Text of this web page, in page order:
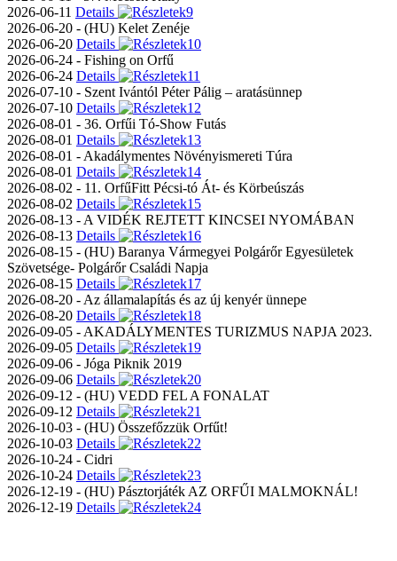
2026-06-11 Details
2026-06-20 - (HU) Kelet Zenéje
2026-06-20 Details
2026-06-24 - Fishing on Orfű
2026-06-24 Details
2026-07-10 - Szent Ivántól Péter Pálig – aratásünnep
2026-07-10 Details
2026-08-01 - 36. Orfűi Tó-Show Futás
2026-08-01 Details
2026-08-01 - Akadálymentes Növényismereti Túra
2026-08-01 Details
2026-08-02 - 11. OrfűFitt Pécsi-tó Át- és Körbeúszás
2026-08-02 Details
2026-08-13 - A VIDÉK REJTETT KINCSEI NYOMÁBAN
2026-08-13 Details
2026-08-15 - (HU) Baranya Vármegyei Polgárőr Egyesületek
Szövetsége- Polgárőr Családi Napja
2026-08-15 Details
2026-08-20 - Az államalapítás és az új kenyér ünnepe
2026-08-20 Details
2026-09-05 - AKADÁLYMENTES TURIZMUS NAPJA 2023.
2026-09-05 Details
2026-09-06 - Jóga Piknik 2019
2026-09-06 Details
2026-09-12 - (HU) VEDD FEL A FONALAT
2026-09-12 Details
2026-10-03 - (HU) Összefőzzük Orfűt!
2026-10-03 Details
2026-10-24 - Cidri
2026-10-24 Details
2026-12-19 - (HU) Pásztorjáték AZ ORFŰI MALMOKNÁL!
2026-12-19 Details